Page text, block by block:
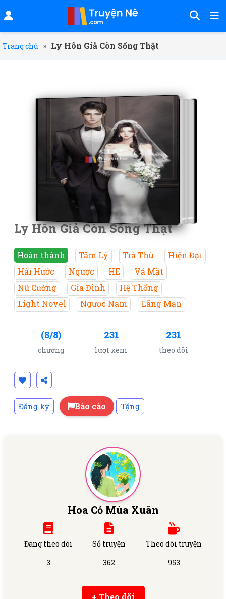
Trang chủ » Ly Hôn Giả Còn Sống Thật
Ly Hôn Giả Còn Sống Thật
Hoàn thành Tâm Lý Trả Thù
Hiện Đại
Hài Hước
Ngược HE
Vả Mặt
Nữ Cường
Gia Đình
Hệ Thống
Light Novel
Ngược Nam Lãng Mạn
(8/8)
chương
231
lượt xem
231
theo dõi
Đăng ký Báo cáo Tặng
Hoa Cỏ Mùa Xuân
Đang theo dõi
3
Số truyện
362
Theo dõi truyện
953
+ Theo dõi